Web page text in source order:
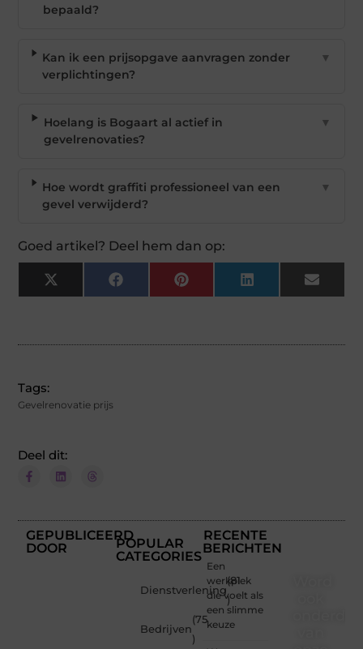
bepaald?
Kan ik een prijsopgave aanvragen zonder
verplichtingen?
▼
Hoelang is Bogaart al actief in
gevelrenovaties?
▼
Hoe wordt graffiti professioneel van een
gevel verwijderd?
▼
Goed artikel? Deel hem dan op:
X
(Twitter)
Facebook Pinterest LinkedIn Email
Tags:
Gevelrenovatie prijs
Deel dit:
GEPUBLICEERD
DOOR
POPULAR
CATEGORIES
Dienstverlening
(81
)
Bedrijven
(75
)
RECENTE
BERICHTEN
Een
werkplek
die voelt als
een slimme
keuze